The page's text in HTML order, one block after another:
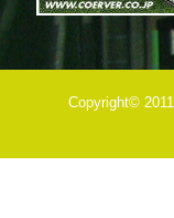
Copyright©